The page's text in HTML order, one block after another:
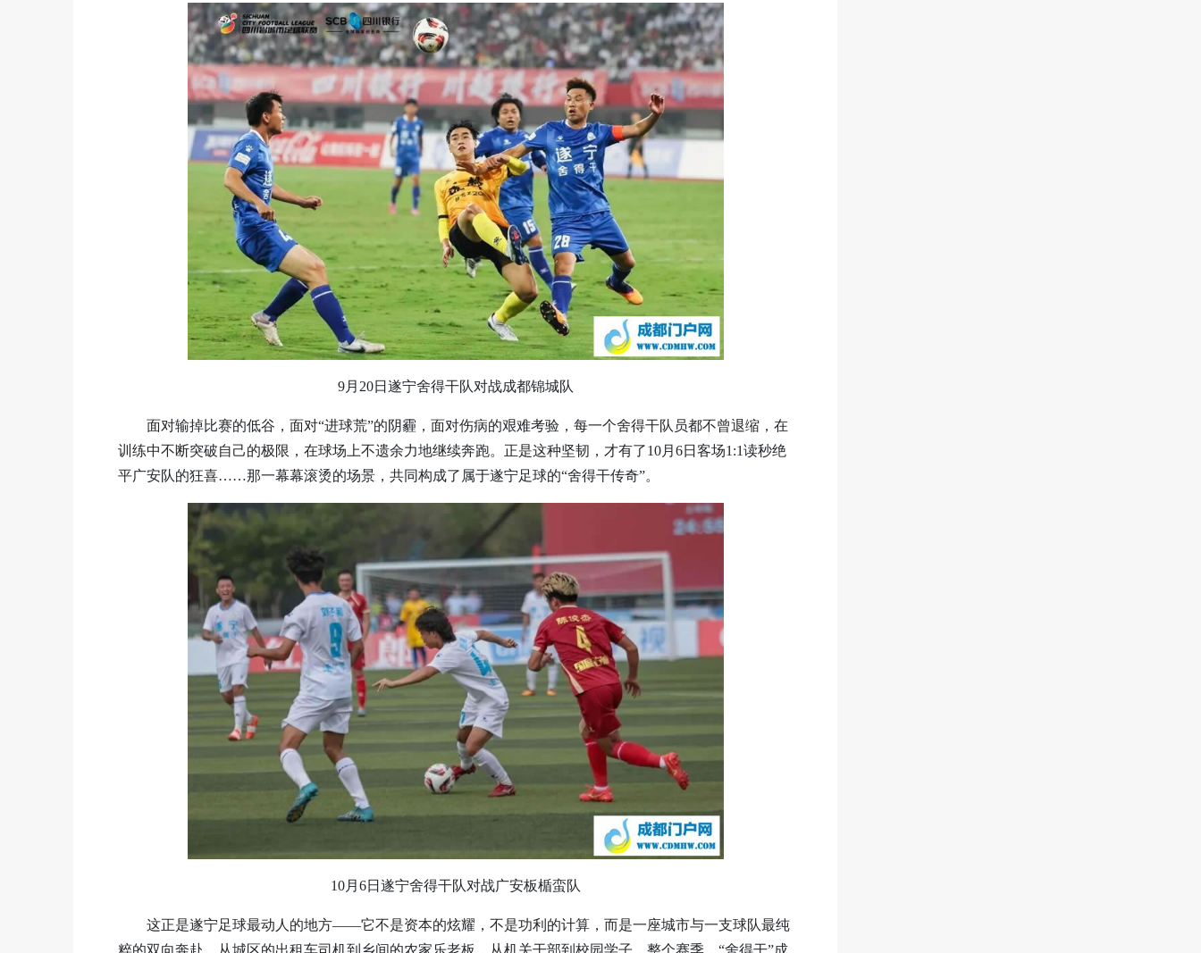
9月20日遂宁舍得干队对战成都锦城队
面对输掉比赛的低谷，面对“进球荒”的阴霾，面对伤病的艰难考验，每一个舍得干队员都不曾退缩，在
训练中不断突破自己的极限，在球场上不遗余力地继续奔跑。正是这种坚韧，才有了10月6日客场1:1读秒绝
平广安队的狂喜……那一幕幕滚烫的场景，共同构成了属于遂宁足球的“舍得干传奇”。
10月6日遂宁舍得干队对战广安板楯蛮队
这正是遂宁足球最动人的地方——它不是资本的炫耀，不是功利的计算，而是一座城市与一支球队最纯